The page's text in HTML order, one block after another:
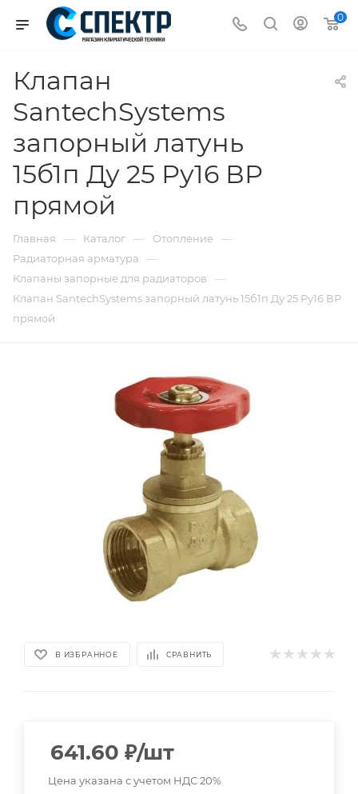
0
Клапан
SantechSystems
запорный латунь
15б1п Ду 25 Ру16 ВР
прямой
Главная — Каталог — Отопление —
Радиаторная арматура —
Клапаны запорные для радиаторов —
Клапан SantechSystems запорный латунь 15б1п Ду 25 Ру16 ВР
прямой
В ИЗБРАННОЕ СРАВНИТЬ
641.60 ₽/шт
Цена указана с учетом НДС 20%